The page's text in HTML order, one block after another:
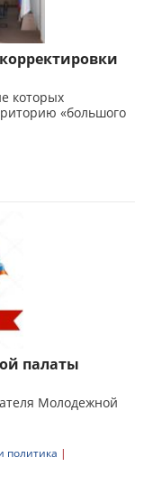
которых
«большого
палаты
Молодежной
политика |